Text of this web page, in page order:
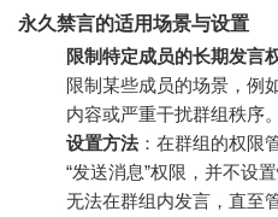
永久禁言的适用场景与设置
限制特定成员的长期发言
限制某些成员的场景，例
内容或严重干扰群组秩序。
设置方法：在群组的权限
“发送消息”权限，并不设
无法在群组内发言，直至